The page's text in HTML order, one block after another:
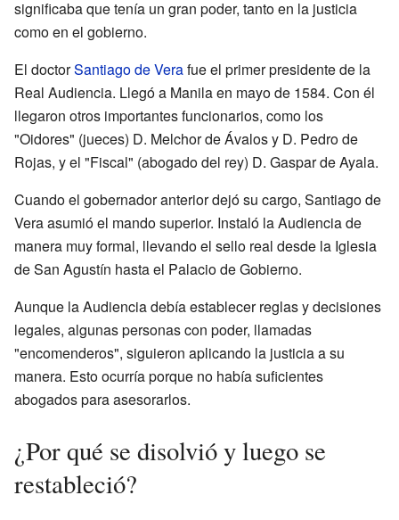
significaba que tenía un gran poder, tanto en la justicia
como en el gobierno.
El doctorSantiago de Verafue el primer presidente de la
Real Audiencia. Llegó a Manila en mayo de 1584. Con él
llegaron otros importantes funcionarios, como los
"Oidores" (jueces) D. Melchor de Ávalos y D. Pedro de
Rojas, y el "Fiscal" (abogado del rey) D. Gaspar de Ayala.
Cuando el gobernador anterior dejó su cargo, Santiago de
Vera asumió el mando superior. Instaló la Audiencia de
manera muy formal, llevando el sello real desde la Iglesia
de San Agustín hasta el Palacio de Gobierno.
Aunque la Audiencia debía establecer reglas y decisiones
legales, algunas personas con poder, llamadas
"encomenderos", siguieron aplicando la justicia a su
manera. Esto ocurría porque no había suficientes
abogados para asesorarlos.
¿Por qué se disolvió y luego se
restableció?